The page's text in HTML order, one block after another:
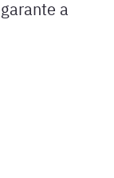
a